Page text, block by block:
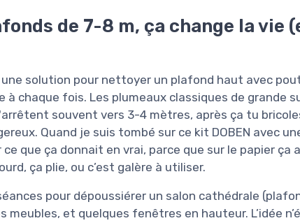
de 7-8 m, ça change la vie
solution pour nettoyer un plafond haut avec
à chaque fois. Les plumeaux classiques de grande
souvent vers 3-4 mètres, après ça tu
Quand je suis tombé sur ce kit DOBEN avec
ce que ça donnait en vrai, parce que sur le papier ça
ça plie, ou c’est galère à utiliser.
pour dépoussiérer un salon cathédrale
meubles, et quelques fenêtres en hauteur. L’idée